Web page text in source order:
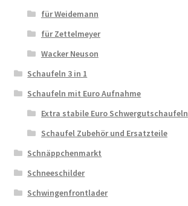
für Weidemann
für Zettelmeyer
Wacker Neuson
Schaufeln 3 in 1
Schaufeln mit Euro Aufnahme
Extra stabile Euro Schwergutschaufeln
Schaufel Zubehör und Ersatzteile
Schnäppchenmarkt
Schneeschilder
Schwingenfrontlader